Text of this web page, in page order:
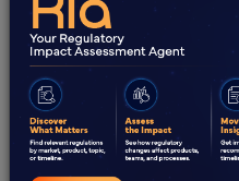
post-approbation (par
validation initiaux, la
de la complétude et la
d'informations [IRs]).
Évaluation des
exemple, les variations